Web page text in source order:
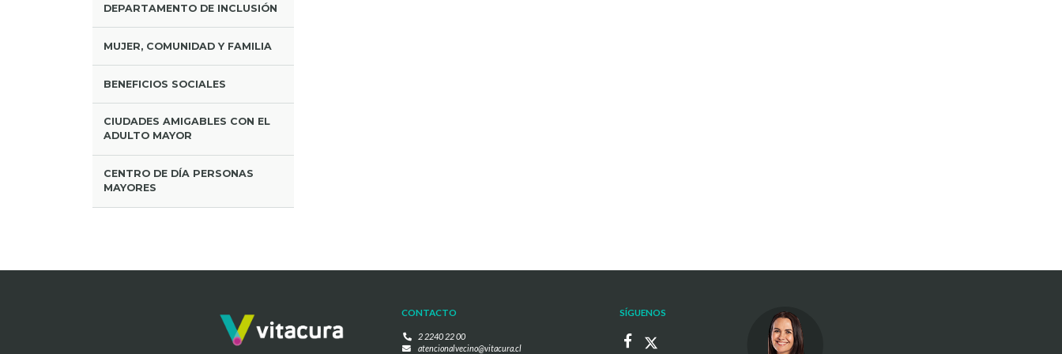
DEPARTAMENTO DE INCLUSIÓN
MUJER, COMUNIDAD Y FAMILIA
BENEFICIOS SOCIALES
CIUDADES AMIGABLES CON EL
ADULTO MAYOR
CENTRO DE DÍA PERSONAS
MAYORES
CONTACTO
2 2240 22 00
atencionalvecino@vitacura.cl
SÍGUENOS